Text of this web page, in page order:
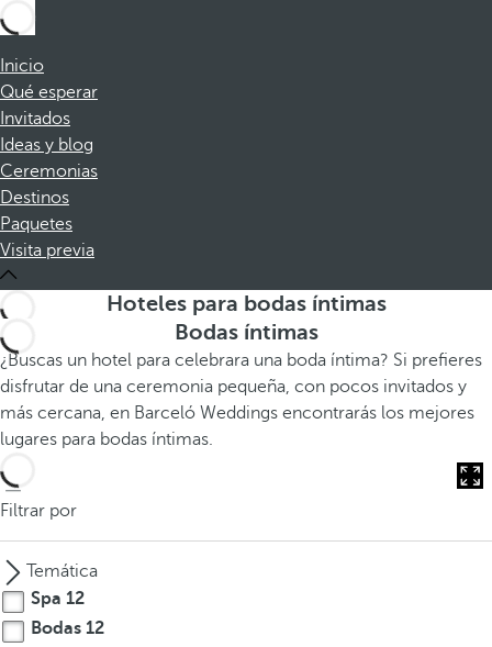
Inicio
Qué esperar
Invitados
Ideas y blog
Ceremonias
Destinos
Paquetes
Visita previa
Hoteles para bodas íntimas
Bodas íntimas
¿Buscas un hotel para celebrara una boda íntima? Si prefieres
disfrutar de una ceremonia pequeña, con pocos invitados y
más cercana, en Barceló Weddings encontrarás los mejores
lugares para bodas íntimas.
Filtrar por
Temática
Spa 12
Bodas 12